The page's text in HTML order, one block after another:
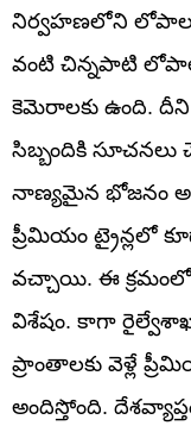
నిర్వహణలోని లోపాలను
వంటి చిన్నపాటి
కెమెరాలకు ఉంది. దీని
సిబ్బందికి సూచనలు
నాణ్యమైన భోజనం
ప్రీమియం ట్రైన్లలో
వచ్చాయి. ఈ క్రమంలో
విశేషం. కాగా
ప్రాంతాలకు వెళ్లే
అందిస్తోంది.